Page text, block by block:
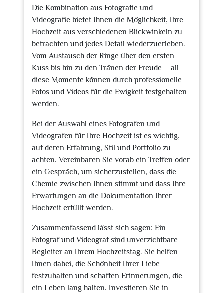
Die Kombination aus Fotografie und
Videografie bietet Ihnen die Möglichkeit, Ihre
Hochzeit aus verschiedenen Blickwinkeln zu
betrachten und jedes Detail wiederzuerleben.
Vom Austausch der Ringe über den ersten
Kuss bis hin zu den Tränen der Freude – all
diese Momente können durch professionelle
Fotos und Videos für die Ewigkeit festgehalten
werden.
Bei der Auswahl eines Fotografen und
Videografen für Ihre Hochzeit ist es wichtig,
auf deren Erfahrung, Stil und Portfolio zu
achten. Vereinbaren Sie vorab ein Treffen oder
ein Gespräch, um sicherzustellen, dass die
Chemie zwischen Ihnen stimmt und dass Ihre
Erwartungen an die Dokumentation Ihrer
Hochzeit erfüllt werden.
Zusammenfassend lässt sich sagen: Ein
Fotograf und Videograf sind unverzichtbare
Begleiter an Ihrem Hochzeitstag. Sie helfen
Ihnen dabei, die Schönheit Ihrer Liebe
festzuhalten und schaffen Erinnerungen, die
ein Leben lang halten. Investieren Sie in